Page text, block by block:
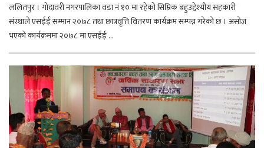
ललितपुर । गोदावरी नगरपालिका वडा नं १० मा रहेको सिम्रिक बहुउद्देश्यीय सहकारी
संस्थाले एसईई सम्मान २०७८ तथा छात्रवृत्ति वितरण कार्यक्रम सम्पन्न गरेको छ । असोज
भएको कार्यक्रममा २०७८ मा एसईई ...